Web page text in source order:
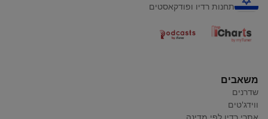
תחנות רדיו ופודקאסטים
משאבים
שדרנים
ווידג'טים